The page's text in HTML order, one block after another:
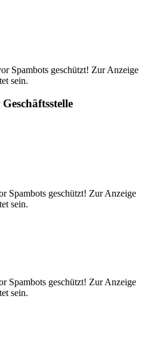
Spambots geschützt! Zur Anzeige
sein.
Spambots geschützt! Zur Anzeige
sein.
Spambots geschützt! Zur Anzeige
sein.